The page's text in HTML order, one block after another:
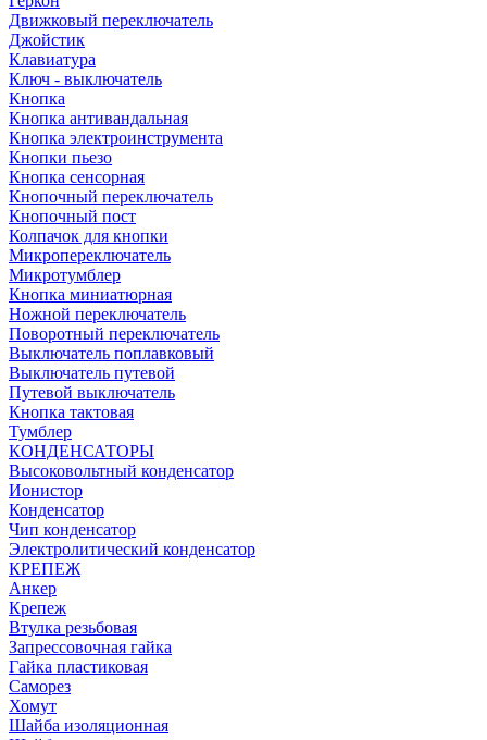
Движковый переключатель
Джойстик
Клавиатура
Ключ - выключатель
Кнопка
Кнопка антивандальная
Кнопка электроинструмента
Кнопки пьезо
Кнопка сенсорная
Кнопочный переключатель
Кнопочный пост
Колпачок для кнопки
Микропереключатель
Микротумблер
Кнопка миниатюрная
Ножной переключатель
Поворотный переключатель
Выключатель поплавковый
Выключатель путевой
Путевой выключатель
Кнопка тактовая
Тумблер
КОНДЕНСАТОРЫ
Высоковольтный конденсатор
Ионистор
Конденсатор
Чип конденсатор
Электролитический конденсатор
КРЕПЕЖ
Анкер
Крепеж
Втулка резьбовая
Запрессовочная гайка
Гайка пластиковая
Саморез
Хомут
Шайба изоляционная